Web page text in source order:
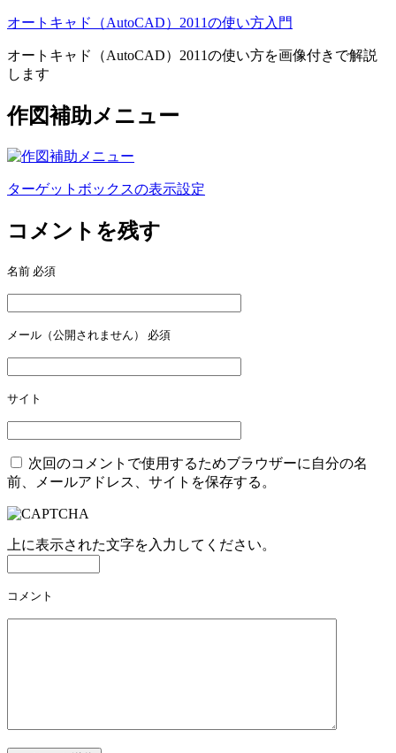
オートキャド（AutoCAD）2011の使い方入門
オートキャド（AutoCAD）2011の使い方を画像付きで解説
します
作図補助メニュー
投
稿
ビ
ゲ
ー
シ
ョ
ン
ターゲットボックスの表示設定
コメントを残す
名前 必須
メール（公開されません） 必須
サイト
次回のコメントで使用するためブラウザーに自分の名
前、メールアドレス、サイトを保存する。
上に表示された文字を入力してください。
コメント